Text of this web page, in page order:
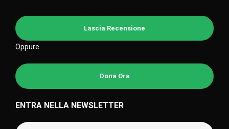
Lascia Recensione
Oppure
Dona Ora
ENTRA NELLA NEWSLETTER